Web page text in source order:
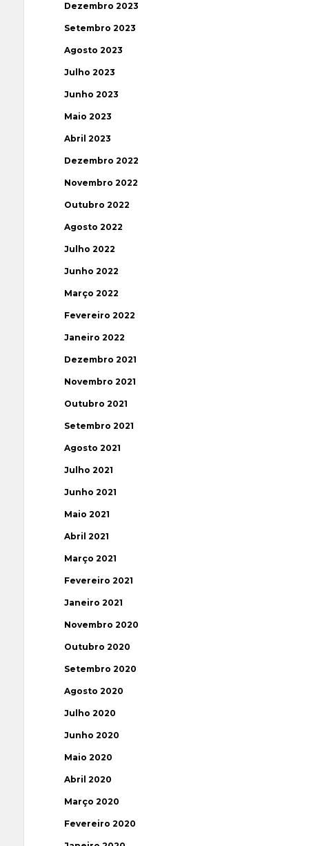
Dezembro 2023
Setembro 2023
Agosto 2023
Julho 2023
Junho 2023
Maio 2023
Abril 2023
Dezembro 2022
Novembro 2022
Outubro 2022
Agosto 2022
Julho 2022
Junho 2022
Março 2022
Fevereiro 2022
Janeiro 2022
Dezembro 2021
Novembro 2021
Outubro 2021
Setembro 2021
Agosto 2021
Julho 2021
Junho 2021
Maio 2021
Abril 2021
Março 2021
Fevereiro 2021
Janeiro 2021
Novembro 2020
Outubro 2020
Setembro 2020
Agosto 2020
Julho 2020
Junho 2020
Maio 2020
Abril 2020
Março 2020
Fevereiro 2020